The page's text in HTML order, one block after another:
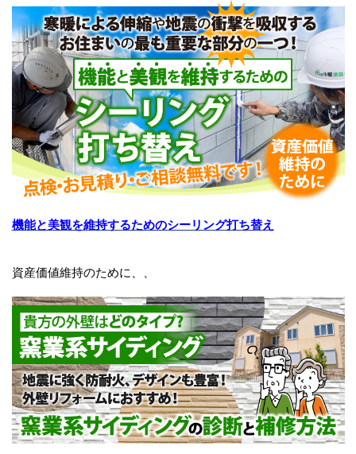
機能と美観を維持するためのシーリング打ち替え
資産価値維持のために、、